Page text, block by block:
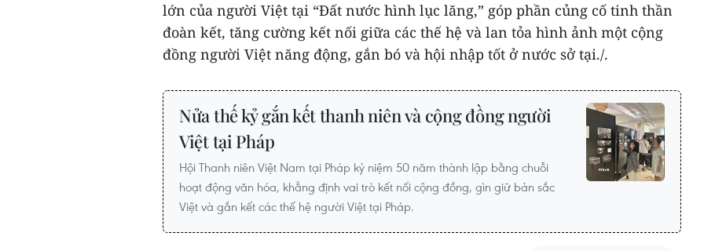
lớn của người Việt tại “Đất nước hình lục lăng,” góp phần củng cố tinh thần
đoàn kết, tăng cường kết nối giữa các thế hệ và lan tỏa hình ảnh một cộng
đồng người Việt năng động, gắn bó và hội nhập tốt ở nước sở tại./.
Nửa thế kỷ gắn kết thanh niên và cộng đồng người
Việt tại Pháp
Hội Thanh niên Việt Nam tại Pháp kỷ niệm 50 năm thành lập bằng chuỗi
hoạt động văn hóa, khẳng định vai trò kết nối cộng đồng, gìn giữ bản sắc
Việt và gắn kết các thế hệ người Việt tại Pháp.